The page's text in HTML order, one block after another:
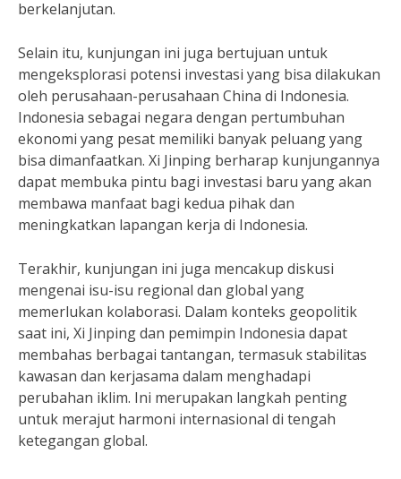
berkelanjutan.
Selain itu, kunjungan ini juga bertujuan untuk
mengeksplorasi potensi investasi yang bisa dilakukan
oleh perusahaan-perusahaan China di Indonesia.
Indonesia sebagai negara dengan pertumbuhan
ekonomi yang pesat memiliki banyak peluang yang
bisa dimanfaatkan. Xi Jinping berharap kunjungannya
dapat membuka pintu bagi investasi baru yang akan
membawa manfaat bagi kedua pihak dan
meningkatkan lapangan kerja di Indonesia.
Terakhir, kunjungan ini juga mencakup diskusi
mengenai isu-isu regional dan global yang
memerlukan kolaborasi. Dalam konteks geopolitik
saat ini, Xi Jinping dan pemimpin Indonesia dapat
membahas berbagai tantangan, termasuk stabilitas
kawasan dan kerjasama dalam menghadapi
perubahan iklim. Ini merupakan langkah penting
untuk merajut harmoni internasional di tengah
ketegangan global.